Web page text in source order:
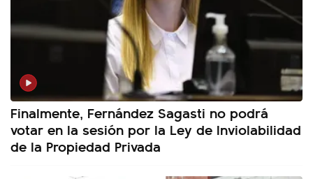
Finalmente, Fernández Sagasti no podrá
votar en la sesión por la Ley de Inviolabilidad
de la Propiedad Privada